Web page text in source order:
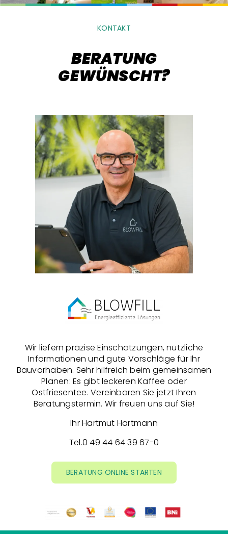
KONTAKT
BERATUNG
GEWÜNSCHT?
Wir liefern präzise Einschätzungen, nützliche
Informationen und gute Vorschläge für Ihr
Bauvorhaben. Sehr hilfreich beim gemeinsamen
Planen: Es gibt leckeren Kaffee oder
Ostfriesentee. Vereinbaren Sie jetzt Ihren
Beratungstermin. Wir freuen uns auf Sie!
Ihr Hartmut Hartmann
Tel.0 49 44 64 39 67-0
BERATUNG ONLINE STARTEN